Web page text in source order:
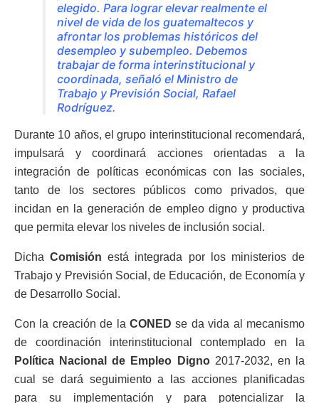
elegido. Para lograr elevar realmente el
nivel de vida de los guatemaltecos y
afrontar los problemas históricos del
desempleo y subempleo. Debemos
trabajar de forma interinstitucional y
coordinada, señaló el Ministro de
Trabajo y Previsión Social, Rafael
Rodríguez.
Durante 10 años, el grupo interinstitucional recomendará,
impulsará y coordinará acciones orientadas a la
integración de políticas económicas con las sociales,
tanto de los sectores públicos como privados, que
incidan en la generación de empleo digno y productiva
que permita elevar los niveles de inclusión social.
DichaComisión está integrada por los ministerios de
Trabajo y Previsión Social, de Educación, de Economía y
de Desarrollo Social.
Con la creación de la CONED se da vida al mecanismo
de coordinación interinstitucional contemplado en la
Política Nacional de Empleo Digno2017-2032, en la
cual se dará seguimiento a las acciones planificadas
para su implementación y para potencializar la